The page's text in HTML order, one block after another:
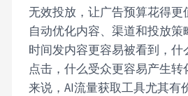
无效投放，让广告预算花得更
自动优化内容、渠道和投放策
时间发内容更容易被看到，什
点击，什么受众更容易产生转
来说，AI流量获取工具尤其有